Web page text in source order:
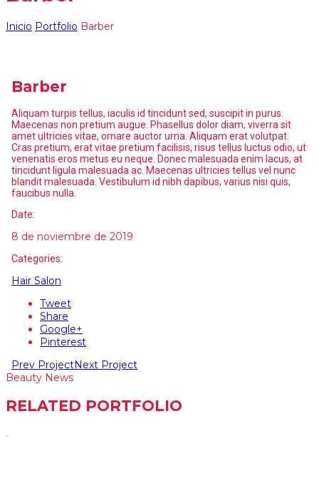
Inicio Portfolio Barber
Barber
Aliquam turpis tellus, iaculis id tincidunt sed, suscipit in purus.
Maecenas non pretium augue. Phasellus dolor diam, viverra sit
amet ultricies vitae, ornare auctor urna. Aliquam erat volutpat.
Cras pretium, erat vitae pretium facilisis, risus tellus luctus odio, ut
venenatis eros metus eu neque. Donec malesuada enim lacus, at
tincidunt ligula malesuada ac. Maecenas ultricies tellus vel nunc
blandit malesuada. Vestibulum id nibh dapibus, varius nisi quis,
faucibus nulla.
Date:
8 de noviembre de 2019
Categories:
Hair Salon
Tweet
Share
Google+
Pinterest
Prev ProjectNext Project
Beauty News
RELATED PORTFOLIO